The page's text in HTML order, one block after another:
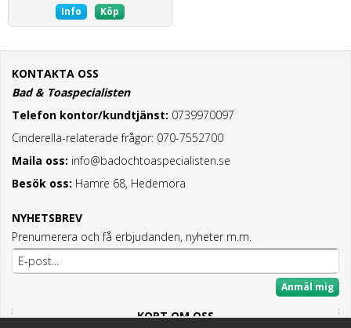
Info Köp
KONTAKTA OSS
Bad & Toaspecialisten
Telefon kontor/kundtjänst: 0739970097
Cinderella-relaterade frågor: 070-7552700
Maila oss: info@badochtoaspecialisten.se
Besök oss: Hamre 68, Hedemora
NYHETSBREV
Prenumerera och få erbjudanden, nyheter m.m.
Anmäl mig
KORT OM OSS